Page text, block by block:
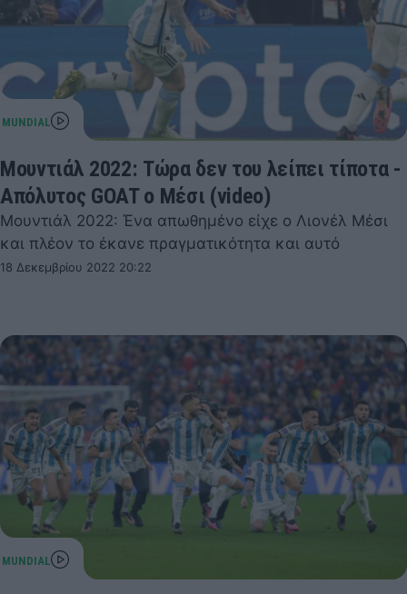
Μουντιάλ 2022: Τώρα δεν του λείπει τίποτα -
Απόλυτος GOAT ο Μέσι (video)
Μουντιάλ 2022: Ένα απωθημένο είχε ο Λιονέλ Μέσι
και πλέον το έκανε πραγματικότητα και αυτό
18 Δεκεμβρίου 2022 20:22